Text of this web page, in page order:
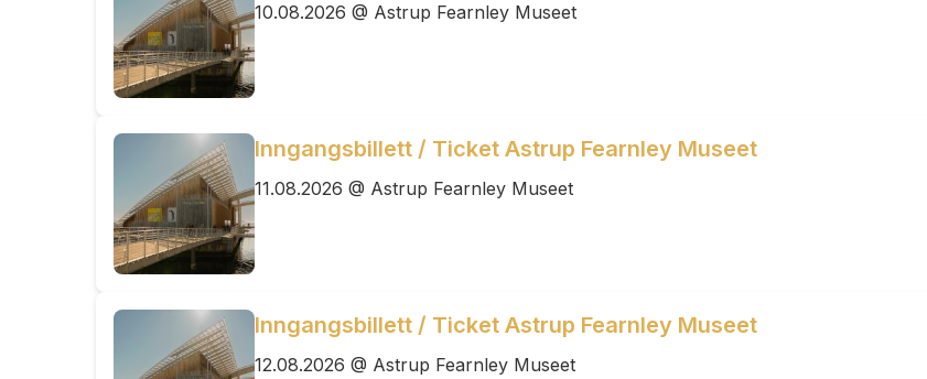
10.08.2026 @ Astrup Fearnley Museet
Inngangsbillett / Ticket Astrup Fearnley Museet
11.08.2026 @ Astrup Fearnley Museet
Inngangsbillett / Ticket Astrup Fearnley Museet
12.08.2026 @ Astrup Fearnley Museet